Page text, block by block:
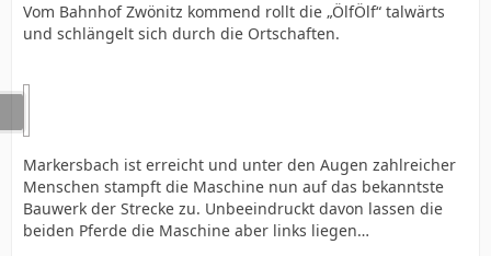
Vom Bahnhof Zwönitz kommend rollt die „ÖlfÖlf“ talwärts
und schlängelt sich durch die Ortschaften.
Markersbach ist erreicht und unter den Augen zahlreicher
Menschen stampft die Maschine nun auf das bekanntste
Bauwerk der Strecke zu. Unbeeindruckt davon lassen die
beiden Pferde die Maschine aber links liegen…